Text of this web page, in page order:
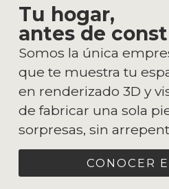
Tu hogar,
antes de
Somos la única
que te muestra tu
en renderizado 3D y
de fabricar una sola
sorpresas, sin
CONOCER